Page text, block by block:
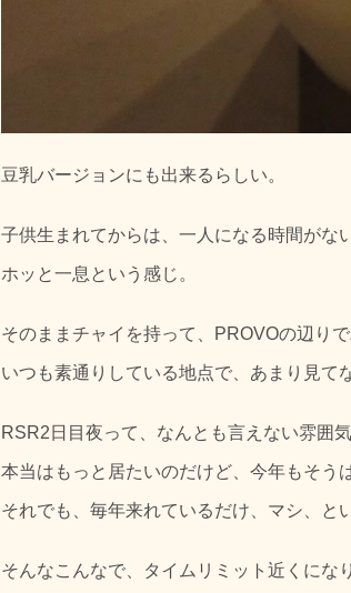
豆乳バージョンにも出来るらしい。
子供生まれてからは、一人になる時間がな
ホッと一息という感じ。
そのままチャイを持って、PROVOの辺り
いつも素通りしている地点で、あまり見て
RSR2日目夜って、なんとも言えない雰囲気
本当はもっと居たいのだけど、今年もそう
それでも、毎年来れているだけ、マシ、と
そんなこんなで、タイムリミット近くにな